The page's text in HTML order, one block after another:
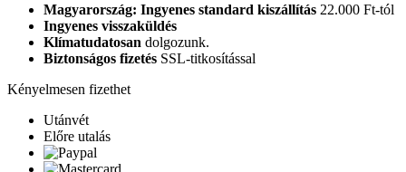
Magyarország: Ingyenes standard kiszállítás 22.000 Ft-tól
Ingyenes visszaküldés
Klímatudatosan dolgozunk.
Biztonságos fizetés SSL-titkosítással
Kényelmesen fizethet
Utánvét
Előre utalás